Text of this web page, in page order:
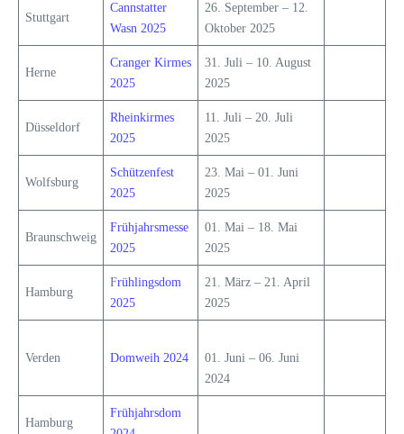
Stuttgart
Cannstatter
Wasn 2025
26. September – 12.
Oktober 2025
Herne
Cranger Kirmes
2025
31. Juli – 10. August
2025
Düsseldorf
Rheinkirmes
2025
11. Juli – 20. Juli
2025
Wolfsburg
Schützenfest
2025
23. Mai – 01. Juni
2025
Braunschweig
Frühjahrsmesse
2025
01. Mai – 18. Mai
2025
Hamburg
Frühlingsdom
2025
21. März – 21. April
2025
Verden Domweih 2024
01. Juni – 06. Juni
2024
Hamburg
Frühjahrsdom